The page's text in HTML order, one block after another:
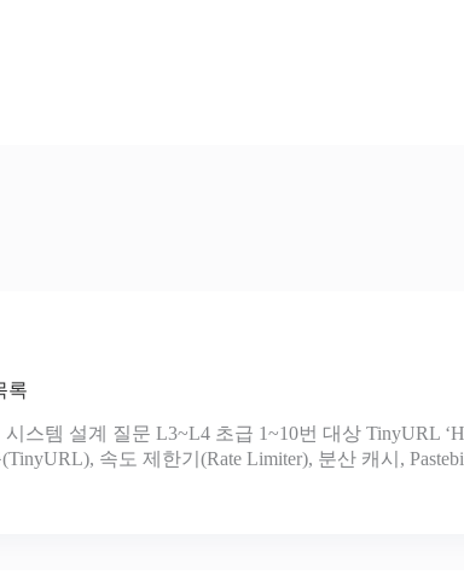
록
스템 설계 질문 L3~L4 초급 1~10번 대상 TinyURL
속도 제한기(Rate Limiter), 분산 캐시,